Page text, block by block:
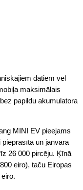
datiem vēl
maksimālais
papildu akumulatora
MINI EV pieejams
un janvāra
26 000 pircēju. Ķīnā
eiro), taču Eiropas